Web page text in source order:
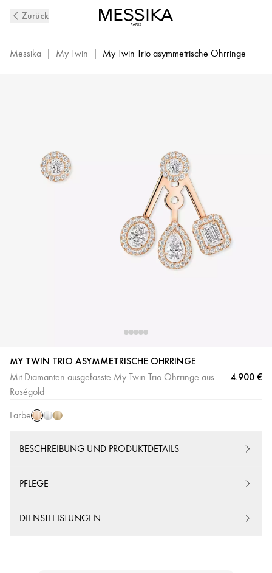
Diamanten
My Twin
Zurück
Messika | My Twin | My Twin Trio asymmetrische Ohrringe
MY TWIN TRIO ASYMMETRISCHE OHRRINGE
Mit Diamanten ausgefasste My Twin Trio Ohrringe aus
Roségold
4.900 €
Farbe
Roségold
Weißgold
BESCHREIBUNG UND PRODUKTDETAILS
PFLEGE
DIENSTLEISTUNGEN